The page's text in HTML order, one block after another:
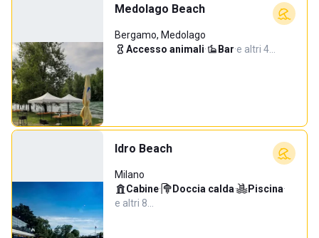
Medolago Beach
Bergamo, Medolago
Accesso animali· Bar·e altri 4…
Idro Beach
Milano
Cabine· Doccia calda· Piscina·
e altri 8…